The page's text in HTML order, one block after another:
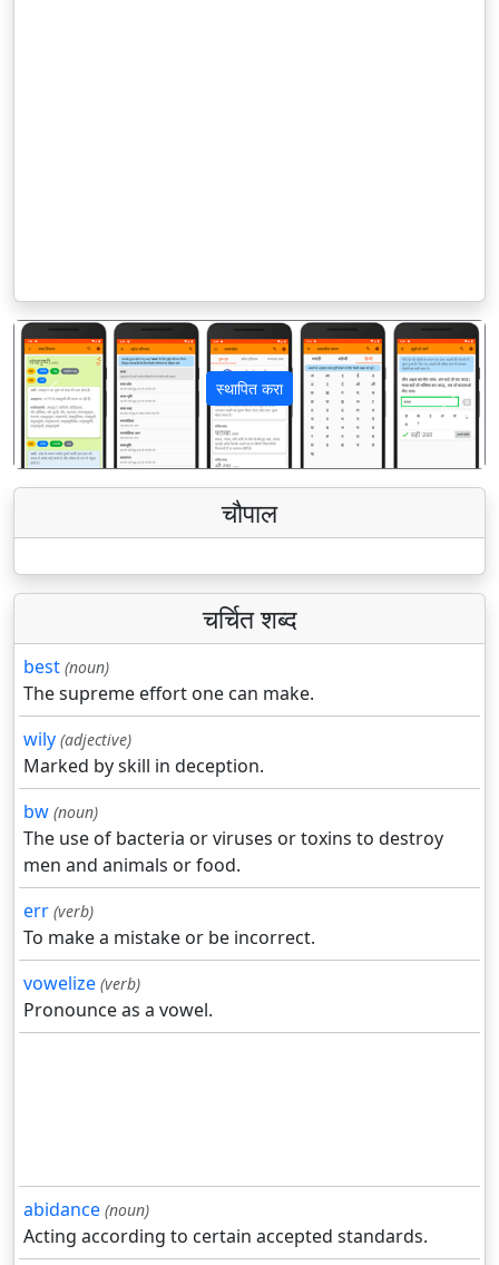
स्थापित करा
पिछला अगला
चौपाल
चर्चित शब्द
best (noun)
The supreme effort one can make.
wily (adjective)
Marked by skill in deception.
bw (noun)
The use of bacteria or viruses or toxins to destroy
men and animals or food.
err (verb)
To make a mistake or be incorrect.
vowelize (verb)
Pronounce as a vowel.
abidance (noun)
Acting according to certain accepted standards.